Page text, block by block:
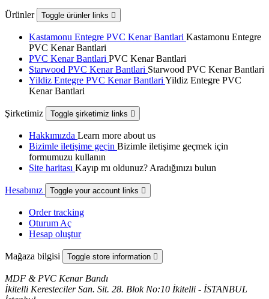
Ürünler Toggle ürünler links 
Kastamonu Entegre PVC Kenar Bantlari Kastamonu Entegre
PVC Kenar Bantlari
PVC Kenar Bantlari PVC Kenar Bantlari
Starwood PVC Kenar Bantlari Starwood PVC Kenar Bantlari
Yildiz Entegre PVC Kenar Bantlari Yildiz Entegre PVC
Kenar Bantlari
Şirketimiz Toggle şirketimiz links 
Hakkımızda Learn more about us
Bizimle iletişime geçin Bizimle iletişime geçmek için
formumuzu kullanın
Site haritası Kayıp mı oldunuz? Aradığınızı bulun
Hesabınız Toggle your account links 
Order tracking
Oturum Aç
Hesap oluştur
Mağaza bilgisi Toggle store information 
MDF & PVC Kenar Bandı
İkitelli Keresteciler San. Sit. 28. Blok No:10 İkitelli - İSTANBUL